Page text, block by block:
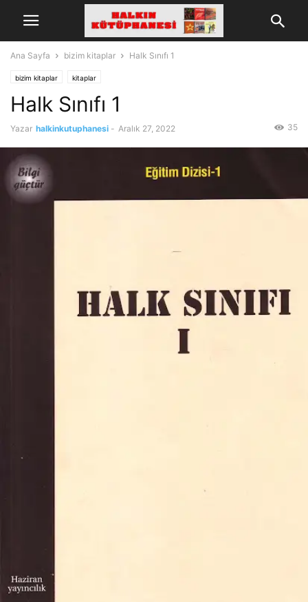
Ana Sayfa bizim kitaplar Halk Sınıfı 1
bizim kitaplar kitaplar
Halk Sınıfı 1
Yazar halkinkutuphanesi - Aralık 27, 2022 35